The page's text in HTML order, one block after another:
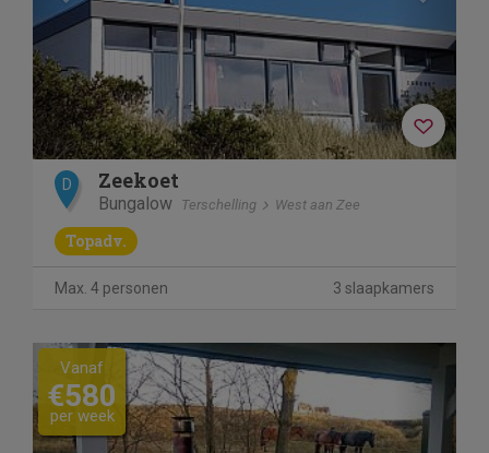
D Zeekoet
Bungalow Terschelling West aan Zee
Topadv.
Max. 4 personen 3 slaapkamers
Previous
Vanaf
€580
per week